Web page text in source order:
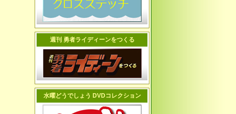
週刊 勇者ライディーンをつくる
水曜どうでしょう DVDコレクション